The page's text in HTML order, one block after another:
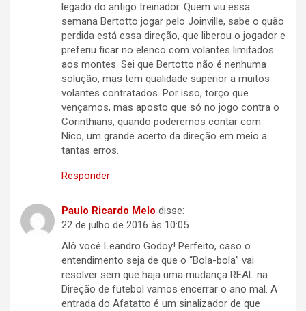
legado do antigo treinador. Quem viu essa
semana Bertotto jogar pelo Joinville, sabe o quão
perdida está essa direção, que liberou o jogador e
preferiu ficar no elenco com volantes limitados
aos montes. Sei que Bertotto não é nenhuma
solução, mas tem qualidade superior a muitos
volantes contratados. Por isso, torço que
vençamos, mas aposto que só no jogo contra o
Corinthians, quando poderemos contar com
Nico, um grande acerto da direção em meio a
tantas erros.
Responder
Paulo Ricardo Melo disse:
22 de julho de 2016 às 10:05
Alô você Leandro Godoy! Perfeito, caso o
entendimento seja de que o “Bola-bola” vai
resolver sem que haja uma mudança REAL na
Direção de futebol vamos encerrar o ano mal. A
entrada do Afatatto é um sinalizador de que